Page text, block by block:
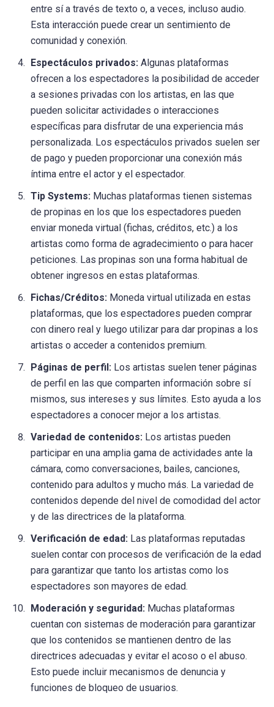
entre sí a través de texto o, a veces, incluso audio.
Esta interacción puede crear un sentimiento de
comunidad y conexión.
Espectáculos privados: Algunas plataformas
ofrecen a los espectadores la posibilidad de acceder
a sesiones privadas con los artistas, en las que
pueden solicitar actividades o interacciones
específicas para disfrutar de una experiencia más
personalizada. Los espectáculos privados suelen ser
de pago y pueden proporcionar una conexión más
íntima entre el actor y el espectador.
Tip Systems: Muchas plataformas tienen sistemas
de propinas en los que los espectadores pueden
enviar moneda virtual (fichas, créditos, etc.) a los
artistas como forma de agradecimiento o para hacer
peticiones. Las propinas son una forma habitual de
obtener ingresos en estas plataformas.
Fichas/Créditos: Moneda virtual utilizada en estas
plataformas, que los espectadores pueden comprar
con dinero real y luego utilizar para dar propinas a los
artistas o acceder a contenidos premium.
Páginas de perfil: Los artistas suelen tener páginas
de perfil en las que comparten información sobre sí
mismos, sus intereses y sus límites. Esto ayuda a los
espectadores a conocer mejor a los artistas.
Variedad de contenidos: Los artistas pueden
participar en una amplia gama de actividades ante la
cámara, como conversaciones, bailes, canciones,
contenido para adultos y mucho más. La variedad de
contenidos depende del nivel de comodidad del actor
y de las directrices de la plataforma.
Verificación de edad: Las plataformas reputadas
suelen contar con procesos de verificación de la edad
para garantizar que tanto los artistas como los
espectadores son mayores de edad.
Moderación y seguridad: Muchas plataformas
cuentan con sistemas de moderación para garantizar
que los contenidos se mantienen dentro de las
directrices adecuadas y evitar el acoso o el abuso.
Esto puede incluir mecanismos de denuncia y
funciones de bloqueo de usuarios.